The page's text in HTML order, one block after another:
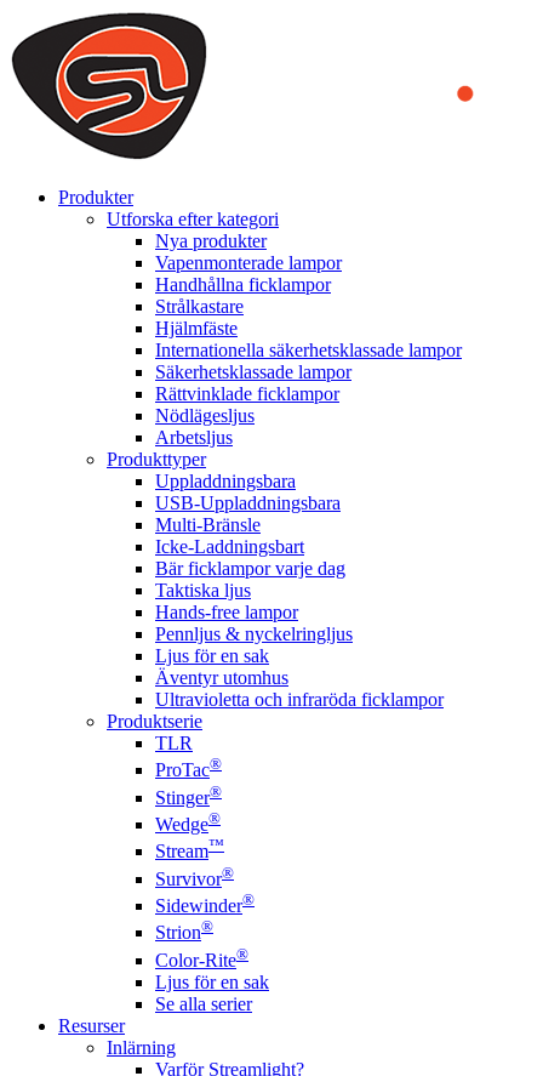
We use cookies to ensure that we provide you the best experience
on our website. By continuing to browse this website, you accept
that cookies are used to help us analyze how the website is used and
to offer you a better experience. To learn more or to find out how
you can disable cookies, you can access our
Produkter
Utforska efter kategori
Nya produkter
Vapenmonterade lampor
Handhållna ficklampor
Strålkastare
Hjälmfäste
Internationella säkerhetsklassade lampor
Säkerhetsklassade lampor
Rättvinklade ficklampor
Nödlägesljus
Arbetsljus
Produkttyper
Uppladdningsbara
USB-Uppladdningsbara
Multi-Bränsle
Icke-Laddningsbart
Bär ficklampor varje dag
Taktiska ljus
Hands-free lampor
Pennljus & nyckelringljus
Ljus för en sak
Äventyr utomhus
Ultravioletta och infraröda ficklampor
Produktserie
TLR
ProTac®
Stinger®
Wedge®
Stream™
Survivor®
Sidewinder®
Strion®
Color-Rite®
Ljus för en sak
Se alla serier
Resurser
Inlärning
Varför Streamlight?